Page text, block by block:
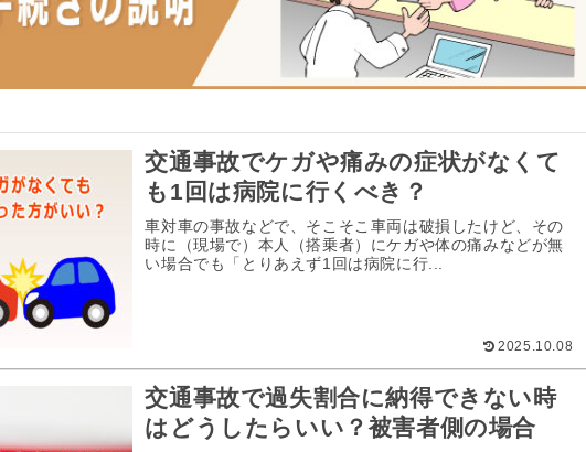
交通事故でケガや痛みの症状がなくて
も1回は病院に行くべき？
車対車の事故などで、そこそこ車両は破損したけど、その
時に（現場で）本人（搭乗者）にケガや体の痛みなどが無
い場合でも「とりあえず1回は病院に行...
2025.10.08
交通事故で過失割合に納得できない時
はどうしたらいい？被害者側の場合